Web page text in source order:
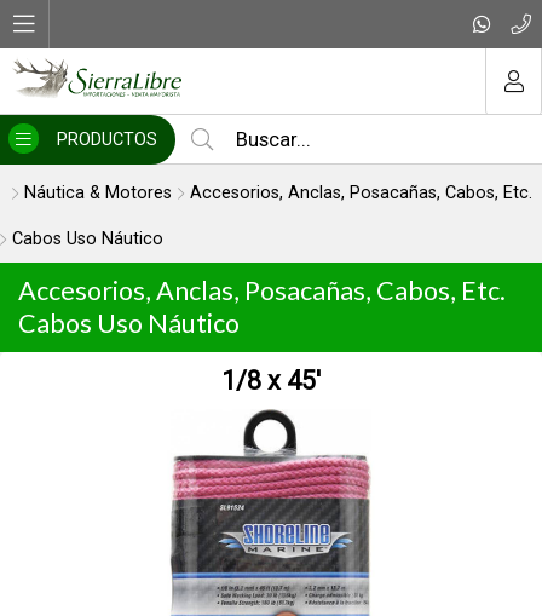
PRODUCTOS
Náutica & Motores Accesorios, Anclas, Posacañas, Cabos, Etc.
Cabos Uso Náutico
Accesorios, Anclas, Posacañas, Cabos, Etc.
Cabos Uso Náutico
1/8 x 45'